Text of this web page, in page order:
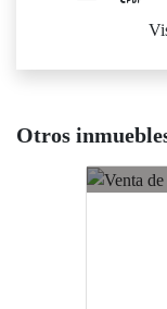
Otros
125-